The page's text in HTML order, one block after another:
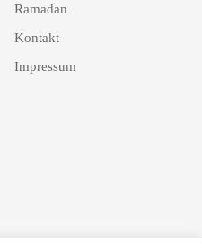
Ramadan
Kontakt
Impressum